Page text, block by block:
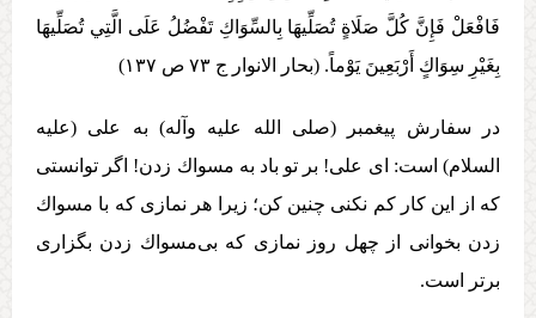
فَافْعَلْ فَإِنَّ كُلَّ صَلَاةٍ تُصَلِّيهَا بِالسِّوَاكِ تَفْضُلُ عَلَی الَّتِي تُصَلِّيهَا
بِغَيْرِ سِوَاكٍ أَرْبَعِينَ يَوْماً. (بحار الانوار ج ۷۳ ص ۱۳۷)
در سفارش پيغمبر (صلی الله علیه وآله) به علی (علیه
السلام) است: ای علی! بر تو باد به مسواك زدن! اگر توانستی
كه از اين كار كم نكنی چنين كن؛ زيرا هر نمازی كه با مسواك
زدن بخوانی از چهل روز نمازی كه بی‌مسواك زدن بگزاری
برتر است.